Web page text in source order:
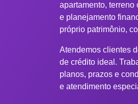
apartamento,
e planejamento
próprio patrimônio,
Atendemos clientes
de crédito ideal.
planos, prazos e
e atendimento